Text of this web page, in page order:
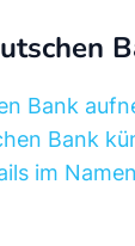
Bank
Bank
im